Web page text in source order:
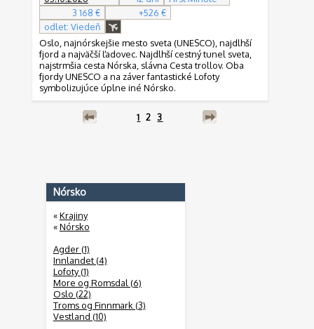
3 168 €
+526 €
odlet: Viedeň
Oslo, najnórskejšie mesto sveta (UNESCO), najdlhší
fjord a najväčší ľadovec. Najdlhší cestný tunel sveta,
najstrmšia cesta Nórska, slávna Cesta trollov. Oba
fjordy UNESCO a na záver fantastické Lofoty
symbolizujúce úplne iné Nórsko.
1 2 3
Nórsko
«Krajiny
«Nórsko
Agder (1)
Innlandet (4)
Lofoty (1)
More og Romsdal (6)
Oslo (22)
Troms og Finnmark (3)
Vestland (10)